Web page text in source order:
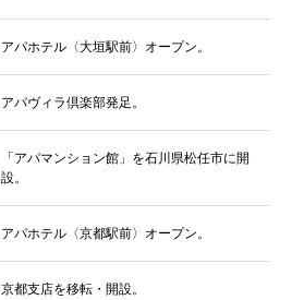
アパホテル〈大垣駅前〉オープン。
アパヴィラ倶楽部発足。
「アパマンション館」を石川県松任市に開
設。
アパホテル〈京都駅前〉オープン。
京都支店を移転・開設。